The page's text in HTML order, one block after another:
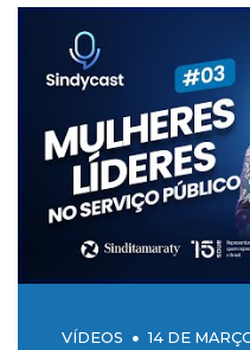
VÍDEOS 14 DE